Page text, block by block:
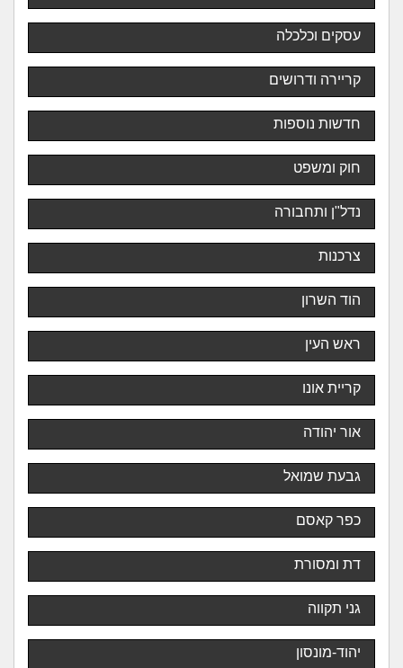
עסקים וכלכלה
קריירה ודרושים
חדשות נוספות
חוק ומשפט
נדל"ן ותחבורה
צרכנות
הוד השרון
ראש העין
קריית אונו
אור יהודה
גבעת שמואל
כפר קאסם
דת ומסורת
גני תקווה
יהוד-מונסון